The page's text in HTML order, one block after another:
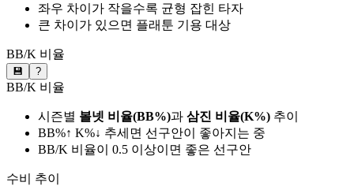
좌우 차이가 작을수록 균형 잡힌 타자
큰 차이가 있으면 플래툰 기용 대상
BB/K 비율
💾 ?
BB/K 비율
시즌별 볼넷 비율(BB%)과 삼진 비율(K%) 추이
BB%↑ K%↓ 추세면 선구안이 좋아지는 중
BB/K 비율이 0.5 이상이면 좋은 선구안
수비 추이